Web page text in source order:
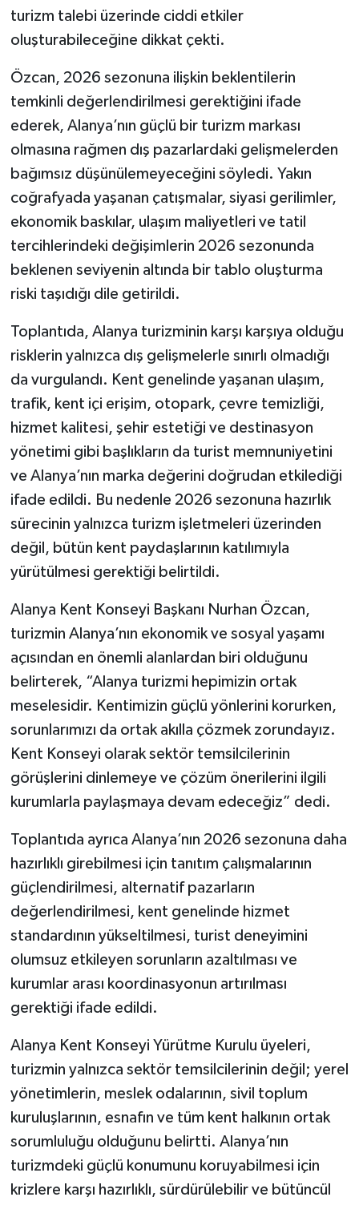
turizm talebi üzerinde ciddi etkiler
oluşturabileceğine dikkat çekti.
Özcan, 2026 sezonuna ilişkin beklentilerin
temkinli değerlendirilmesi gerektiğini ifade
ederek, Alanya’nın güçlü bir turizm markası
olmasına rağmen dış pazarlardaki gelişmelerden
bağımsız düşünülemeyeceğini söyledi. Yakın
coğrafyada yaşanan çatışmalar, siyasi gerilimler,
ekonomik baskılar, ulaşım maliyetleri ve tatil
tercihlerindeki değişimlerin 2026 sezonunda
beklenen seviyenin altında bir tablo oluşturma
riski taşıdığı dile getirildi.
Toplantıda, Alanya turizminin karşı karşıya olduğu
risklerin yalnızca dış gelişmelerle sınırlı olmadığı
da vurgulandı. Kent genelinde yaşanan ulaşım,
trafik, kent içi erişim, otopark, çevre temizliği,
hizmet kalitesi, şehir estetiği ve destinasyon
yönetimi gibi başlıkların da turist memnuniyetini
ve Alanya’nın marka değerini doğrudan etkilediği
ifade edildi. Bu nedenle 2026 sezonuna hazırlık
sürecinin yalnızca turizm işletmeleri üzerinden
değil, bütün kent paydaşlarının katılımıyla
yürütülmesi gerektiği belirtildi.
Alanya Kent Konseyi Başkanı Nurhan Özcan,
turizmin Alanya’nın ekonomik ve sosyal yaşamı
açısından en önemli alanlardan biri olduğunu
belirterek, “Alanya turizmi hepimizin ortak
meselesidir. Kentimizin güçlü yönlerini korurken,
sorunlarımızı da ortak akılla çözmek zorundayız.
Kent Konseyi olarak sektör temsilcilerinin
görüşlerini dinlemeye ve çözüm önerilerini ilgili
kurumlarla paylaşmaya devam edeceğiz” dedi.
Toplantıda ayrıca Alanya’nın 2026 sezonuna daha
hazırlıklı girebilmesi için tanıtım çalışmalarının
güçlendirilmesi, alternatif pazarların
değerlendirilmesi, kent genelinde hizmet
standardının yükseltilmesi, turist deneyimini
olumsuz etkileyen sorunların azaltılması ve
kurumlar arası koordinasyonun artırılması
gerektiği ifade edildi.
Alanya Kent Konseyi Yürütme Kurulu üyeleri,
turizmin yalnızca sektör temsilcilerinin değil; yerel
yönetimlerin, meslek odalarının, sivil toplum
kuruluşlarının, esnafın ve tüm kent halkının ortak
sorumluluğu olduğunu belirtti. Alanya’nın
turizmdeki güçlü konumunu koruyabilmesi için
krizlere karşı hazırlıklı, sürdürülebilir ve bütüncül